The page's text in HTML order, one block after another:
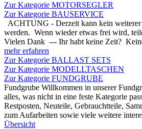
Zur Kategorie MOTORSEGLER
Zur Kategorie BAUSERVICE
ACHTUNG - Derzeit kann kein weiterer
werden. Wenn wieder etwas frei wird,
Vielen Dank --- Ihr habt keine Zeit?
mehr erfahren
Zur Kategorie BALLAST SETS
Zur Kategorie MODELLTASCHEN
Zur Kategorie FUNDGRUBE
Fundgrube Willkommen in unserer
alles, was nicht in eine feste Kategorie
Restposten, Neuteile, Gebrauchtteile,
zum Aufarbeiten sowie viele weitere
Übersicht